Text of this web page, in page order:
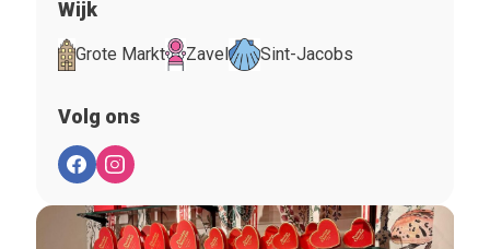
Wijk
Grote Markt Zavel Sint-Jacobs
Volg ons